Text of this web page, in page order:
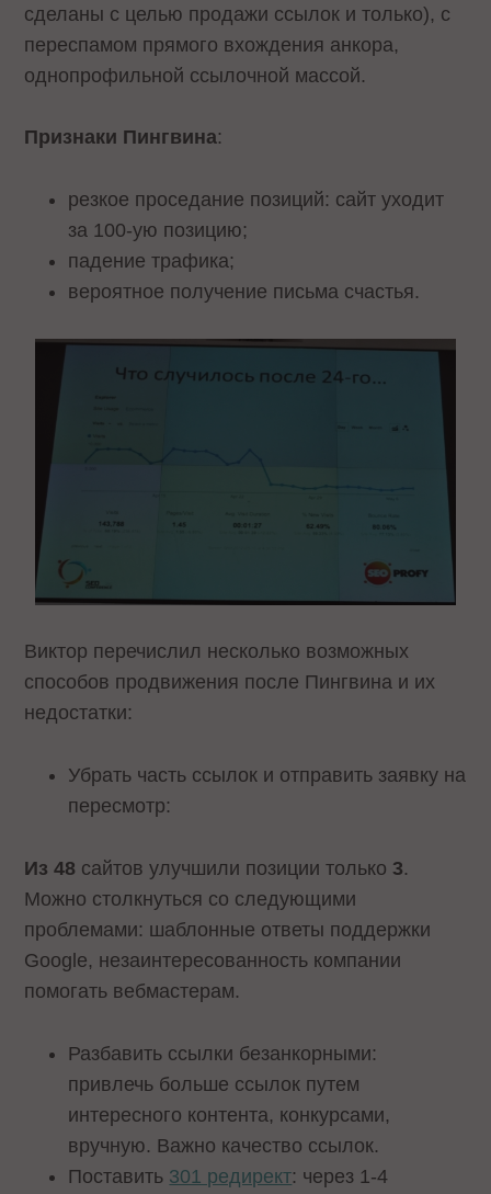
сделаны с целью продажи ссылок и только), с
переспамом прямого вхождения анкора,
однопрофильной ссылочной массой.
Признаки Пингвина:
резкое проседание позиций: сайт уходит
за 100-ую позицию;
падение трафика;
вероятное получение письма счастья.
Виктор перечислил несколько возможных
способов продвижения после Пингвина и их
недостатки:
Убрать часть ссылок и отправить заявку на
пересмотр:
Из 48 сайтов улучшили позиции только 3.
Можно столкнуться со следующими
проблемами: шаблонные ответы поддержки
Google, незаинтересованность компании
помогать вебмастерам.
Разбавить ссылки безанкорными:
привлечь больше ссылок путем
интересного контента, конкурсами,
вручную. Важно качество ссылок.
Поставить 301 редирект: через 1-4